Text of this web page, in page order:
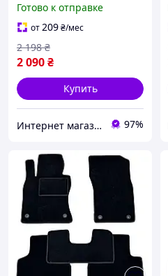
Рено Трафик коврики
Готово к отправке
от209₴/мес
2 090₴
2 198 ₴
Купить
Интернет магазин Avtokovrik.in.ua 97%